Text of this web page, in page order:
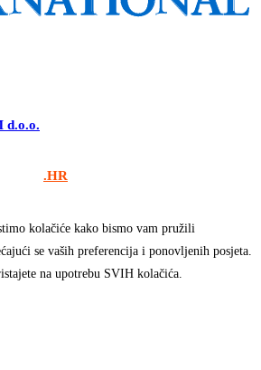
d.o.o.
.HR
kolačiće kako bismo vam pružili
se vaših preferencija i ponovljenih posjeta.
na upotrebu SVIH kolačića.